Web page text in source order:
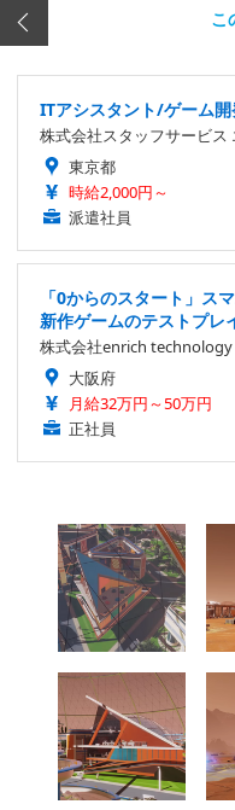
こ
ITアシスタント/ゲーム
株式会社スタッフサービス
東京都
時給2,000円～
派遣社員
「0からのスタート」ス
新作ゲームのテストプレ
株式会社enrich technology
大阪府
月給32万円～50万円
正社員